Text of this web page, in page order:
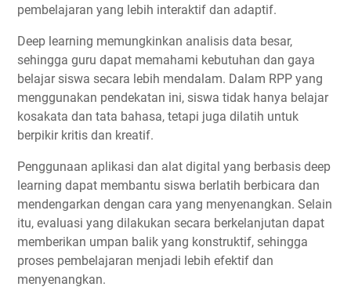
pembelajaran yang lebih interaktif dan adaptif.
Deep learning memungkinkan analisis data besar,
sehingga guru dapat memahami kebutuhan dan gaya
belajar siswa secara lebih mendalam. Dalam RPP yang
menggunakan pendekatan ini, siswa tidak hanya belajar
kosakata dan tata bahasa, tetapi juga dilatih untuk
berpikir kritis dan kreatif.
Penggunaan aplikasi dan alat digital yang berbasis deep
learning dapat membantu siswa berlatih berbicara dan
mendengarkan dengan cara yang menyenangkan. Selain
itu, evaluasi yang dilakukan secara berkelanjutan dapat
memberikan umpan balik yang konstruktif, sehingga
proses pembelajaran menjadi lebih efektif dan
menyenangkan.